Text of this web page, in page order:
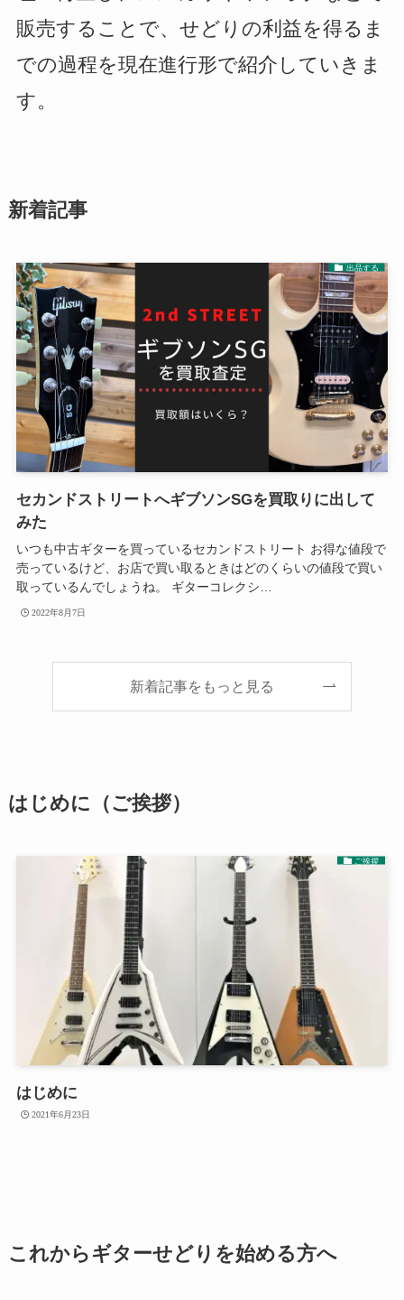
販売することで、せどりの利益を得るま
での過程を現在進行形で紹介していきま
す。
新着記事
出品する
セカンドストリートへギブソンSGを買取りに出して
みた
いつも中古ギターを買っているセカンドストリート お得な値段で
売っているけど、お店で買い取るときはどのくらいの値段で買い
取っているんでしょうね。 ギターコレクシ…
2022年8月7日
新着記事をもっと見る
はじめに（ご挨拶）
ご挨拶
はじめに
2021年6月23日
これからギターせどりを始める方へ